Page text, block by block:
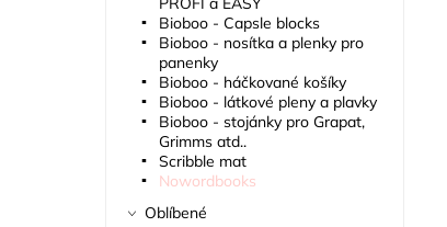
Bioboo - Capsle blocks
Bioboo - nosítka a plenky pro
panenky
Bioboo - háčkované košíky
Bioboo - látkové pleny a plavky
Bioboo - stojánky pro Grapat,
Grimms atd..
Scribble mat
Nowordbooks
Oblíbené